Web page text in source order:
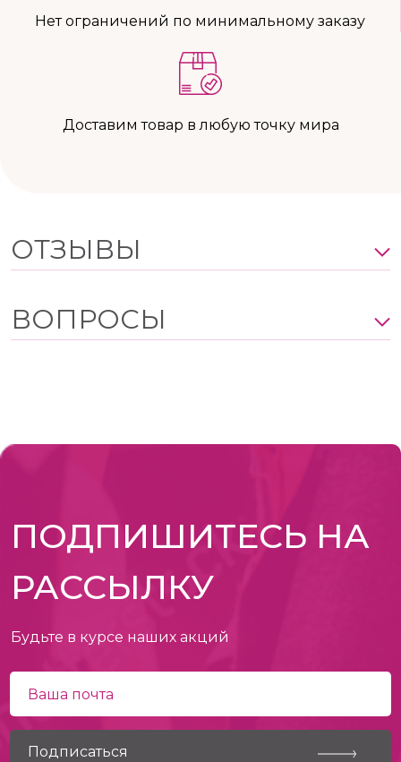
Нет ограничений по минимальному заказу
Доставим товар в любую точку мира
ОТЗЫВЫ
ВОПРОСЫ
ПОДПИШИТЕСЬ НА
РАССЫЛКУ
Будьте в курсе наших акций